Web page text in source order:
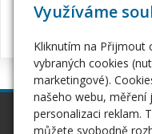
inPage
Využíváme
Kliknutím na Přijmout
vybraných cookies
marketingové).
našeho webu, měření
personalizaci reklam.
můžete svobodně